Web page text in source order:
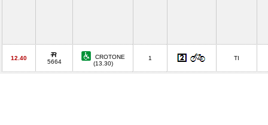
12.40
5664
CROTONE
(13.30)
1 TI